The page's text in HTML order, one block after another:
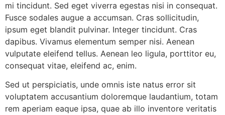
mi tincidunt. Sed eget viverra egestas nisi in consequat.
Fusce sodales augue a accumsan. Cras sollicitudin,
ipsum eget blandit pulvinar. Integer tincidunt. Cras
dapibus. Vivamus elementum semper nisi. Aenean
vulputate eleifend tellus. Aenean leo ligula, porttitor eu,
consequat vitae, eleifend ac, enim.
Sed ut perspiciatis, unde omnis iste natus error sit
voluptatem accusantium doloremque laudantium, totam
rem aperiam eaque ipsa, quae ab illo inventore veritatis